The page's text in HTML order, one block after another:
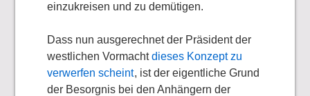
einzukreisen und zu demütigen.
Dass nun ausgerechnet der Präsident der
westlichen Vormachtdieses Konzept zu
verwerfen scheint, ist der eigentliche Grund
der Besorgnis bei den Anhängern der